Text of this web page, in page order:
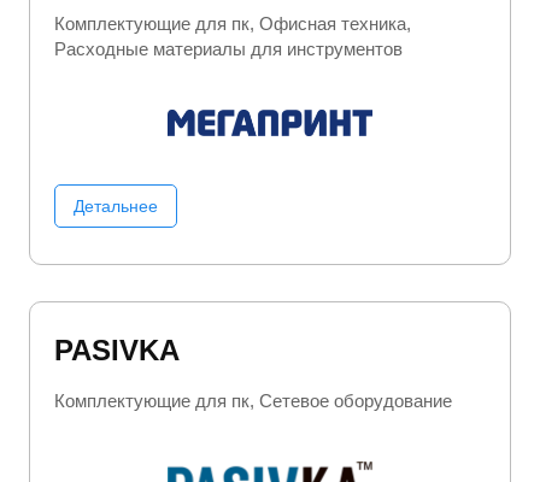
Комплектующие для пк Офисная техника
Расходные материалы для инструментов
Детальнее
PASIVKA
Комплектующие для пк Сетевое оборудование